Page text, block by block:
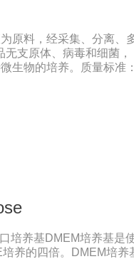
原料，经采集、分离、
支原体、病毒和细菌，
生物的培养。质量标准
解冻法（ -20℃→2-8℃→
。
培养基DMEM培养基是
养的四倍。DMEM培养